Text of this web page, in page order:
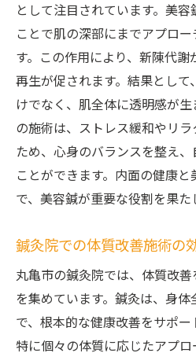
として注目されています。美
ことで肌の深部にまでアプロ
す。この作用により、新陳代
再生が促されます。結果とし
けでなく、肌全体に透明感が
の施術は、ストレス緩和やリ
ため、心身のバランスを整え
ことができます。内面の健康
で、美容鍼が重要な役割を果た
鍼灸院での体質改善施術の
丸亀市の鍼灸院では、体質改
を集めています。鍼灸は、身
で、根本的な健康改善をサポー
特に個々の体質に応じたアプ